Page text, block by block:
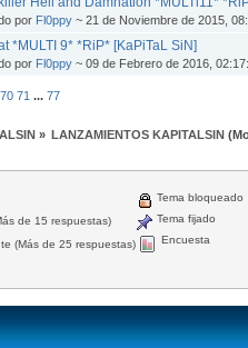
por Fl0ppy ~ 21 de Noviembre de 2015,
*MULTI 9* *RiP* [KaPiTaL SiN]
por Fl0ppy ~ 09 de Febrero de 2016,
70 71 ...77
» LANZAMIENTOS KAPITALSIN
de 15 respuestas)
(Más de 25 respuestas)
Tema bloqueado
Tema fijado
Encuesta